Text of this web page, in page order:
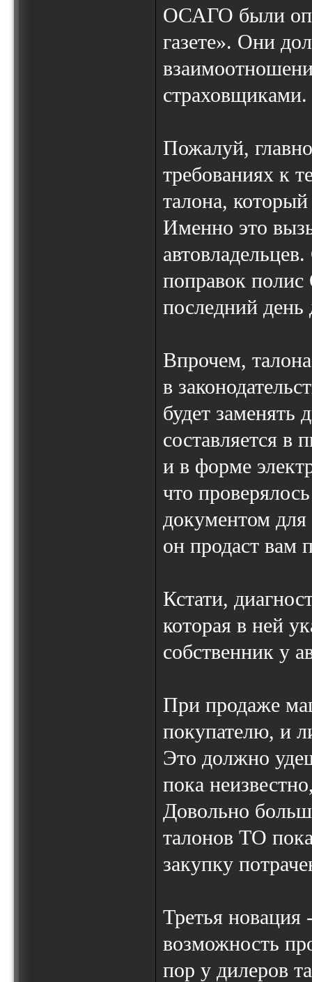
ОСАГО были
газете». Они
страховщиками.
Пожалуй,
требованиях к
талона,
Именно это
поправок
последний день
Впрочем,
в
будет заменять
составляется в
и в форме
что
документом для
он продаст вам
Кстати,
которая в ней
собственник у
При продаже
покупателю, и
Это должно
пока
Довольно
талонов ТО
закупку
Третья новация
возможность
пор у дилеров